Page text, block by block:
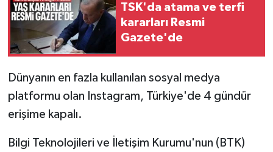
TSK'da atama ve terfi
kararları Resmi
Gazete'de
Dünyanın en fazla kullanılan sosyal medya
platformu olan Instagram, Türkiye'de 4 gündür
erişime kapalı.
Bilgi Teknolojileri ve İletişim Kurumu'nun (BTK)